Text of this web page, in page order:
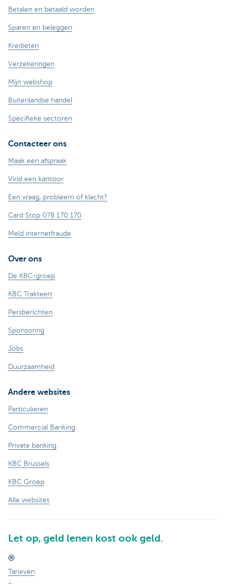
Betalen en betaald worden
Sparen en beleggen
Kredieten
Verzekeringen
Mijn webshop
Buitenlandse handel
Specifieke sectoren
Contacteer ons
Maak een afspraak
Vind een kantoor
Een vraag, probleem of klacht?
Card Stop 078 170 170
Meld internetfraude
Over ons
De KBC-groep
KBC Trakteert
Persberichten
Sponsoring
Jobs
Duurzaamheid
Andere websites
Particulieren
Commercial Banking
Private banking
KBC Brussels
KBC Groep
Alle websites
Let op, geld lenen kost ook geld.
®
Tarieven